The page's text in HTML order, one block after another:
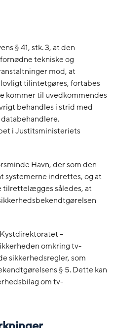
§ 41, stk. 3, at den
tekniske og
mod, at
tilintetgøres, fortabes
kommer til uvedkommendes
behandles i strid med
i Justitsministeriets
Havn, der som den
systemerne indrettes, og at
tilrettelægges således, at
–
omkring tv-
sikkerhedsregler, som
§ 5. Dette kan
om tv-